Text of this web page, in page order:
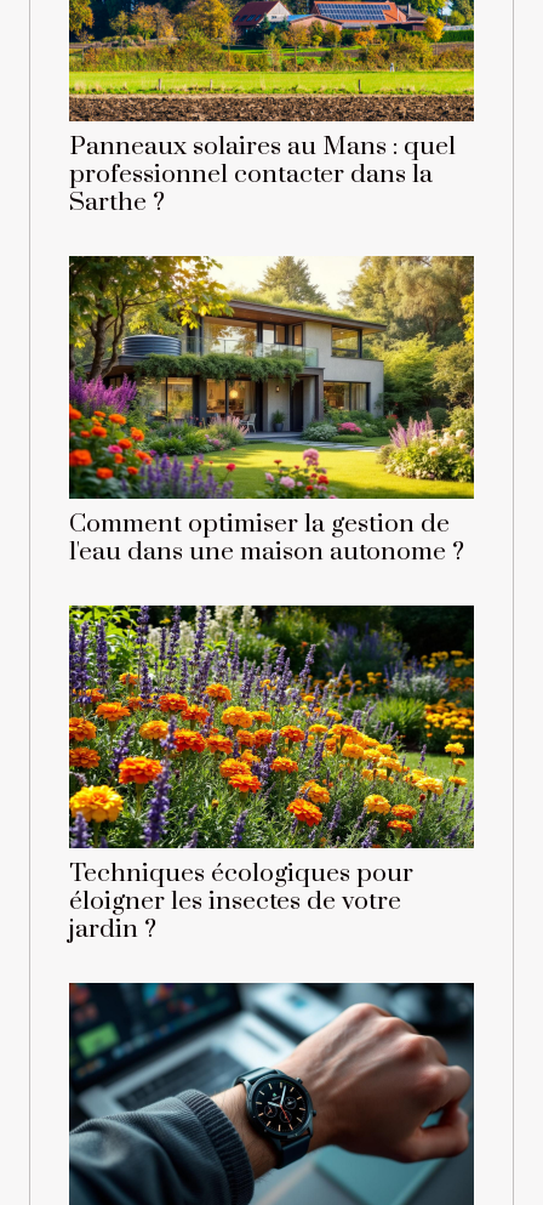
Panneaux solaires au Mans : quel
professionnel contacter dans la
Sarthe ?
Comment optimiser la gestion de
l'eau dans une maison autonome ?
Techniques écologiques pour
éloigner les insectes de votre
jardin ?